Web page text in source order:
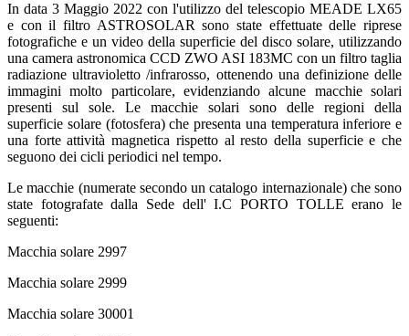
In data 3 Maggio 2022 con l'utilizzo del telescopio MEADE LX65
e con il filtro ASTROSOLAR sono state effettuate delle riprese
fotografiche e un video della superficie del disco solare, utilizzando
una camera astronomica CCD ZWO ASI 183MC con un filtro taglia
radiazione ultravioletto /infrarosso, ottenendo una definizione delle
immagini molto particolare, evidenziando alcune macchie solari
presenti sul sole. Le macchie solari sono delle regioni della
superficie solare (fotosfera) che presenta una temperatura inferiore e
una forte attività magnetica rispetto al resto della superficie e che
seguono dei cicli periodici nel tempo.
Le macchie (numerate secondo un catalogo internazionale) che sono
state fotografate dalla Sede dell' I.C PORTO TOLLE erano le
seguenti:
Macchia solare 2997
Macchia solare 2999
Macchia solare 30001